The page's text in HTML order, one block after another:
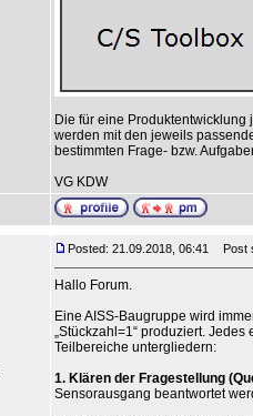
Die für eine
werden mit den jeweils
bestimmten Frage- bzw.
VG KDW
Posted: 21.09.2018, 06:41 Post
Hallo Forum.
Eine AISS-Baugruppe wird
„Stückzahl=1“ produziert.
Teilbereiche untergliedern:
1. Klären der Fragestellung
Sensorausgang beantwortet